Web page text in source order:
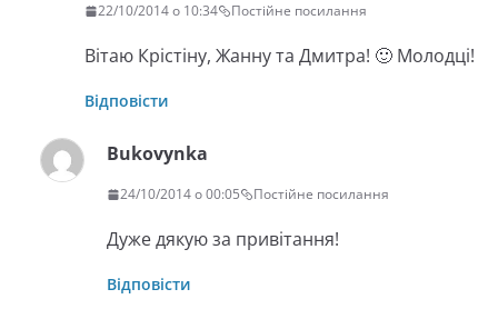
22/10/2014 о 10:34 Постійне посилання
Вітаю Крістіну, Жанну та Дмитра! 🙂 Молодці!
Відповісти
Bukovynka
24/10/2014 о 00:05 Постійне посилання
Дуже дякую за привітання!
Відповісти